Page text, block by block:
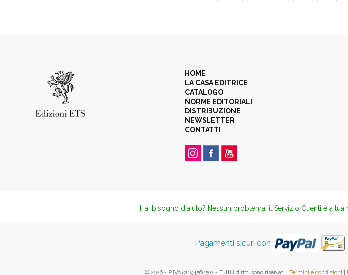
HOME
LA CASA EDITRICE
CATALOGO
NORME EDITORIALI
DISTRIBUZIONE
NEWSLETTER
CONTATTI
Hai bisogno d'aiuto? Nessun problema, il Servizio Clienti è a tua
Pagamenti sicuri con
© 2026 - P.IVA 01194560502 - Tutti i diritti sono riservati | Termini e condizioni